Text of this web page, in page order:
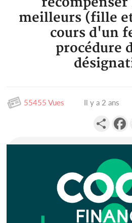
meilleurs (fille
cours d'un
procédure
55455 Vues Il y a 2 ans